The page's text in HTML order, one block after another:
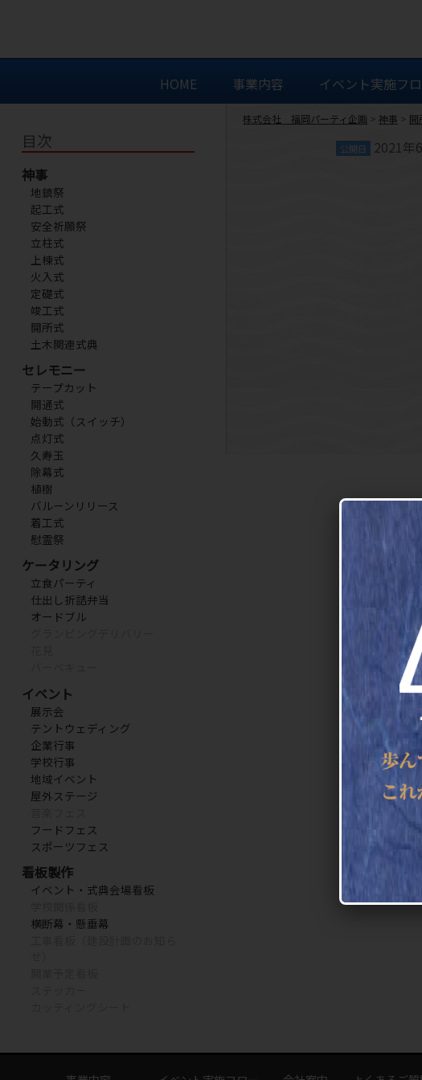
HOME 事業内容 イベント実施フ
目次
神事
地鎮祭
起工式
安全祈願祭
立柱式
上棟式
火入式
定礎式
竣工式
開所式
土木関連式典
セレモニー
テープカット
開通式
始動式（スイッチ）
点灯式
久寿玉
除幕式
植樹
バルーンリリース
着工式
慰霊祭
ケータリング
立食パーティ
仕出し折詰弁当
オードブル
イベント
展示会
テントウェディング
企業行事
学校行事
地域イベント
屋外ステージ
フードフェス
スポーツフェス
看板製作
イベント・式典会場看板
横断幕・懸垂幕
株式会社 福岡パーティ企画 >神事 > 開
公開日 2021年